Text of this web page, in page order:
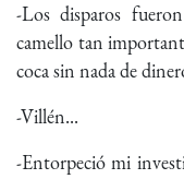
-Los disparos
camello tan
coca sin nada de
-Villén...
-Entorpeció mi